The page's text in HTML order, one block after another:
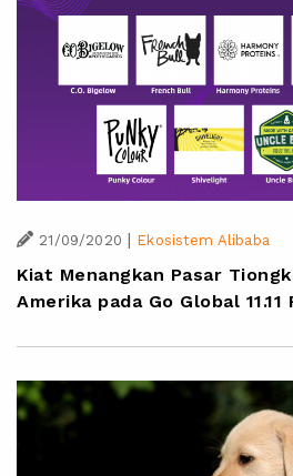
21/09/2020 | Ekosistem Alibaba
Kiat Menangkan Pasar
Amerika pada Go Global